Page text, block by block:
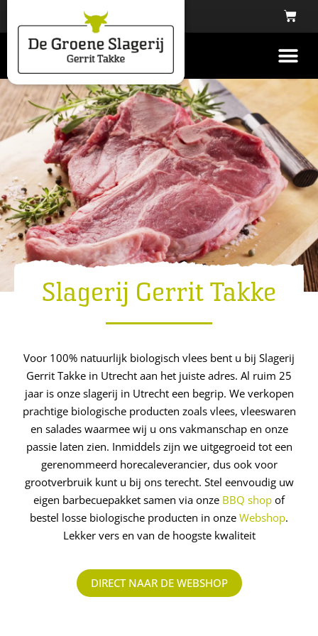
Slagerij Gerrit Takke
Voor 100% natuurlijk biologisch vlees bent u bij Slagerij
Gerrit Takke in Utrecht aan het juiste adres. Al ruim 25
jaar is onze slagerij in Utrecht een begrip. We verkopen
prachtige biologische producten zoals vlees, vleeswaren
en salades waarmee wij u ons vakmanschap en onze
passie laten zien. Inmiddels zijn we uitgegroeid tot een
gerenommeerd ­horecaleverancier, dus ook voor
grootverbruik kunt u bij ons terecht. Stel eenvoudig uw
eigen barbecuepakket samen via onze BBQ shop of
bestel losse biologische producten in onze Webshop.
Lekker vers en van de hoogste kwaliteit
DIRECT NAAR DE WEBSHOP